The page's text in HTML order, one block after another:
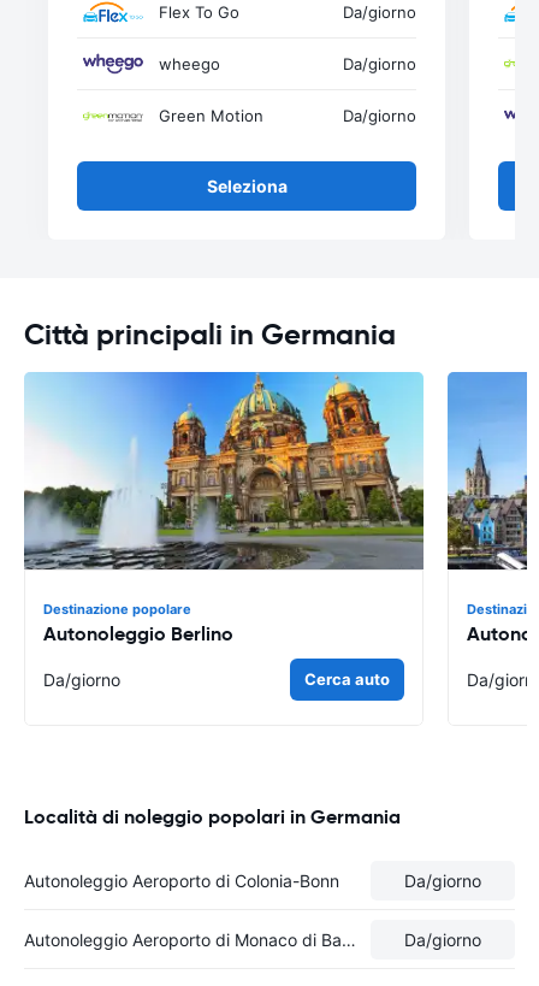
Flex To Go Da/giorno
wheego Da/giorno
Green Motion Da/giorno
Seleziona
Città principali in Germania
Destinazione popolare
Autonoleggio Berlino
Da/giorno Cerca auto Da/
Località di noleggio popolari in Germania
Autonoleggio Aeroporto di Colonia-Bonn Da/giorno
Autonoleggio Aeroporto di Monaco di Baviera Da/giorno